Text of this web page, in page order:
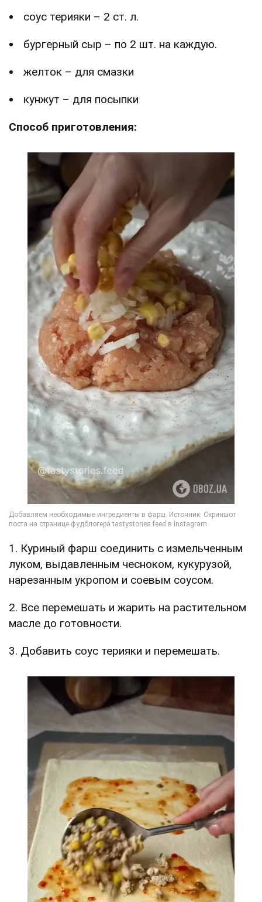
соус терияки – 2 ст. л.
бургерный сыр – по 2 шт. на каждую.
желток – для смазки
кунжут – для посыпки
Способ приготовления:
1. Куриный фарш соединить с измельченным
луком, выдавленным чесноком, кукурузой,
нарезанным укропом и соевым соусом.
2. Все перемешать и жарить на растительном
масле до готовности.
3. Добавить соус терияки и перемешать.